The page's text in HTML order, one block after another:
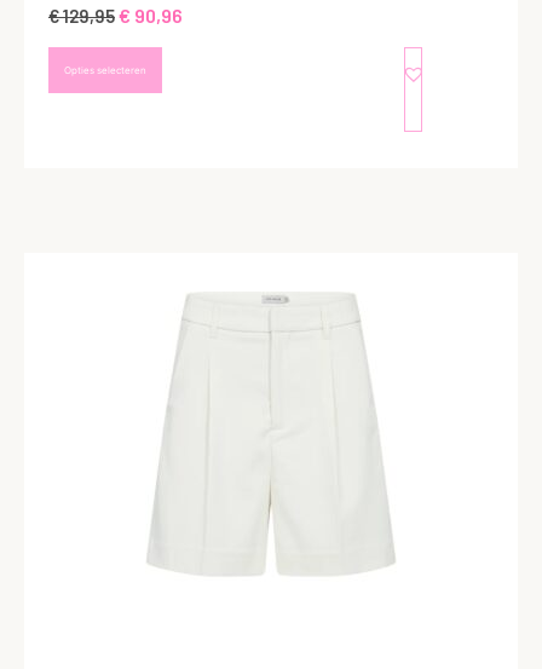
€129,95€ 90,96
Opties selecteren